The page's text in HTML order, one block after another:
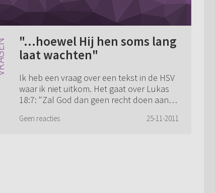
"...hoewel Hij hen soms lang
laat wachten"
Ik heb een vraag over een tekst in de HSV
waar ik niet uitkom. Het gaat over Lukas
18:7: "Zal God dan geen recht doen aan
Hem roepen, hoewel Hij hen soms lang ...
Geen reacties 25-11-2011